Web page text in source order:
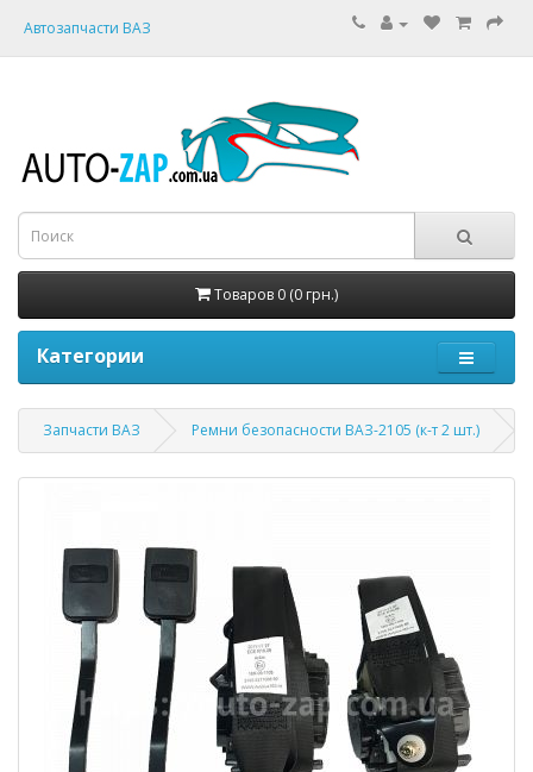
Автозапчасти ВАЗ
Товаров 0 (0 грн.)
Категории
Запчасти ВАЗ Ремни безопасности ВАЗ-2105 (к-т 2 шт.)